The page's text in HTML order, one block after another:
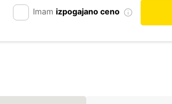
Imam izpogajano ceno